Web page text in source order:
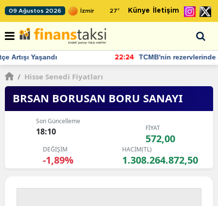
09 Ağustos 2026 27° Künye İletişim
22:24 TCMB'nin rezervlerinde artan momentum devam ediyor
/ Hisse Senedi Fiyatları
BRSAN BORUSAN BORU SANAYI
Son Güncelleme
18:10 FİYAT
572,00
DEĞİŞİM
-1,89%
HACİM(TL)
1.308.264.872,50